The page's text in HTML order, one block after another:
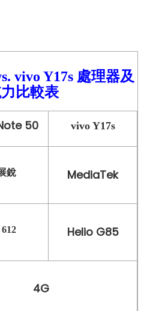
vivo Y17s 處理器及
比較表
50 vivo Y17s
銳 MediaTek
Helio G85
4G